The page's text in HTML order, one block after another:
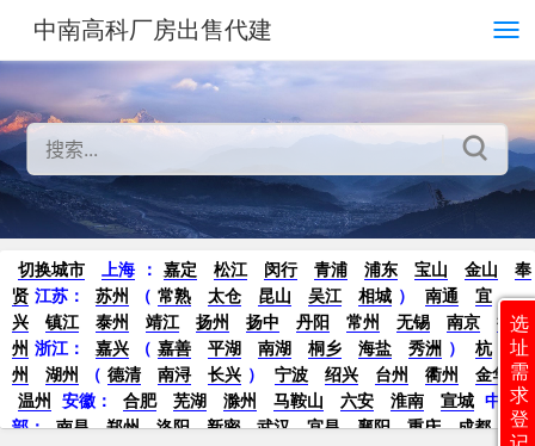
中南高科厂房出售代建
切换城市 上海 ： 嘉定 松江 闵行 青浦 浦东 宝山 金山
奉
贤 江苏： 苏州 （ 常熟 太仓 昆山 吴江 相城 ） 南通
宜
兴
镇江 泰州 靖江 扬州 扬中 丹阳 常州 无锡 南京
徐
州 浙江： 嘉兴 （ 嘉善 平湖 南湖 桐乡 海盐 秀洲 ）
杭
州
湖州 （ 德清 南浔 长兴 ） 宁波 绍兴 台州 衢州
金华
温州
安徽： 合肥 芜湖 滁州 马鞍山 六安 淮南 宣城 中
部： 南昌 郑州 洛阳 新密 武汉 宜昌 襄阳 重庆 成都
德
选
址
需
求
登